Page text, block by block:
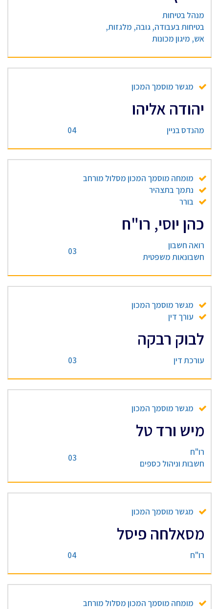
מנהל בטיחות
בטיחות בעבודה, גובה, מלגזות,
אש, מיגון מכונות
מגשר מוסמך המכון
יהודה אליהו
מהנדס בניין 04
מומחה מוסמך המכון מסלול מורחב
נתמך בתצהיר
בורר
כהן יוסי, רו"ח
רואה חשבון
חשבונאות משפטית
03
מגשר מוסמך המכון
עורך דין
לבוק רבקה
עורכת דין 03
מגשר מוסמך המכון
מיש ורד טל
רו"ח
חשבות וניהול כספים
03
מגשר מוסמך המכון
מסאלחה פיסל
רו"ח 04
מומחה מוסמך המכון מסלול מורחב